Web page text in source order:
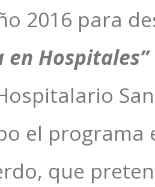
2016 para
en Hospitales”
el programa
que